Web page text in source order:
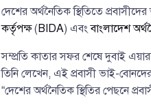
দেশের অর্থনৈতিক স্থিতিতে
কর্তৃপক্ষ(BIDA) এবংবাংলাদেশ
সম্প্রতি কাতার সফর শেষে দুবাই
তিনি লেখেন, এই প্রবাসী ভাই-
“দেশের অর্থনৈতিক স্থিতির পেছনে